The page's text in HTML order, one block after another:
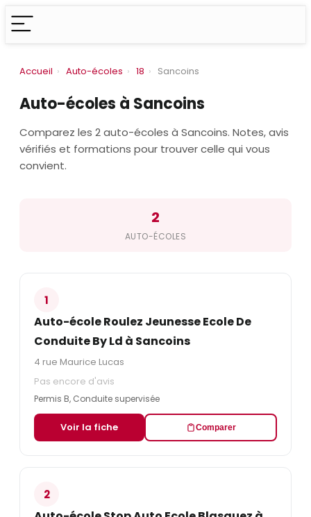
Accueil › Auto-écoles › 18 › Sancoins
Auto-écoles à Sancoins
Comparez les 2 auto-écoles à Sancoins. Notes, avis
vérifiés et formations pour trouver celle qui vous
convient.
2
AUTO-ÉCOLES
1
Auto-école Roulez Jeunesse Ecole De
Conduite By Ld à Sancoins
4 rue Maurice Lucas
Pas encore d'avis
Permis B, Conduite supervisée
Voir la fiche Comparer
2